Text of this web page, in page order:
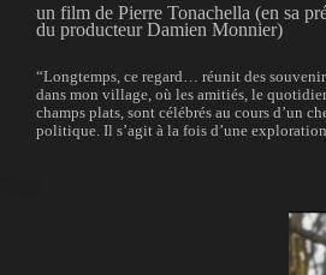
un film de Pierre Tonachella (en sa
du producteur Damien Monnier)
“Longtemps, ce regard… réunit des
dans mon village, où les amitiés, le
champs plats, sont célébrés au cours d’un
politique. Il s’agit à la fois d’une exploration